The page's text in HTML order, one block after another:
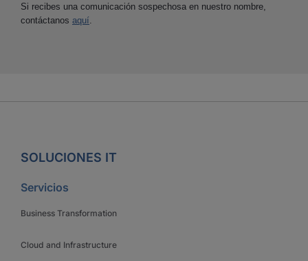
Si recibes una comunicación sospechosa en nuestro nombre,
contáctanos aquí
SOLUCIONES IT
Servicios
Business Transformation
Cloud and Infrastructure